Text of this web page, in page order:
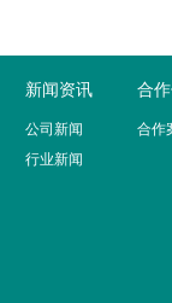
新闻资讯
公司新闻
行业新闻
合
合作